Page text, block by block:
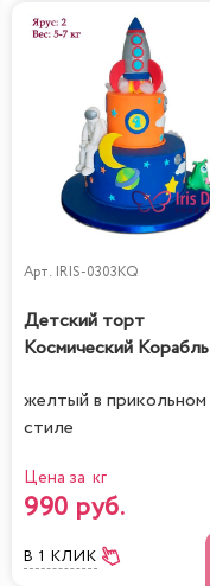
Арт. IRIS-0303KQ
Детский торт
Космический Корабль
желтый в прикольном
стиле
Цена за кг
990 руб.
В 1 КЛИК